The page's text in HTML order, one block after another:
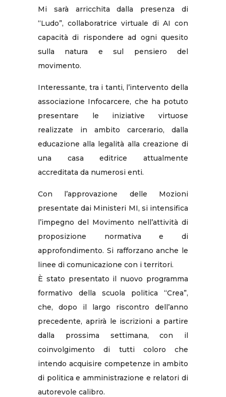
Mi sarà arricchita dalla presenza di
“Ludo”, collaboratrice virtuale di AI con
capacità di rispondere ad ogni quesito
sulla natura e sul pensiero del
movimento.
Interessante, tra i tanti, l’intervento della
associazione Infocarcere, che ha potuto
presentare le iniziative virtuose
realizzate in ambito carcerario, dalla
educazione alla legalità alla creazione di
una casa editrice attualmente
accreditata da numerosi enti.
Con l’approvazione delle Mozioni
presentate dai Ministeri MI, si intensifica
l’impegno del Movimento nell’attività di
proposizione normativa e di
approfondimento. Si rafforzano anche le
linee di comunicazione con i territori.
È stato presentato il nuovo programma
formativo della scuola politica “Crea”,
che, dopo il largo riscontro dell’anno
precedente, aprirà le iscrizioni a partire
dalla prossima settimana, con il
coinvolgimento di tutti coloro che
intendo acquisire competenze in ambito
di politica e amministrazione e relatori di
autorevole calibro.